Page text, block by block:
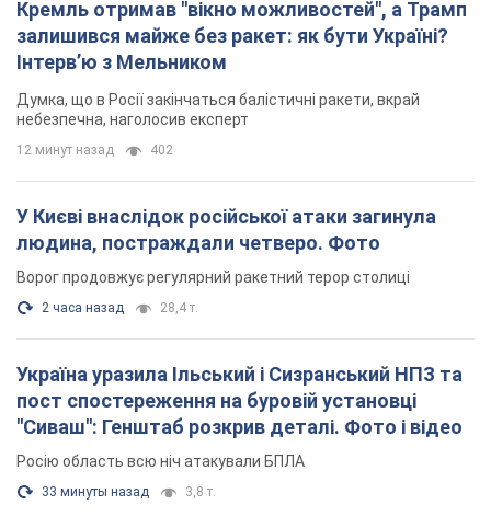
Кремль отримав "вікно можливостей", а Трамп
залишився майже без ракет: як бути Україні?
Інтерв’ю з Мельником
Думка, що в Росії закінчаться балістичні ракети, вкрай
небезпечна, наголосив експерт
12 минут назад 402
У Києві внаслідок російської атаки загинула
людина, постраждали четверо. Фото
Ворог продовжує регулярний ракетний терор столиці
2 часа назад 28,4 т.
Україна уразила Ільський і Сизранський НПЗ та
пост спостереження на буровій установці
"Сиваш": Генштаб розкрив деталі. Фото і відео
Росію область всю ніч атакували БПЛА
33 минуты назад 3,8 т.